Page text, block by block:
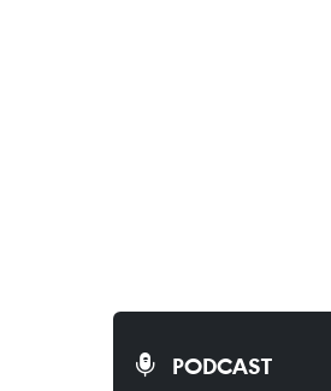
PODCAST